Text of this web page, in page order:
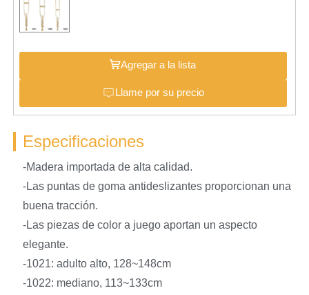
Agregar a la lista
Llame por su precio
Especificaciones
-Madera importada de alta calidad.
-Las puntas de goma antideslizantes proporcionan una
buena tracción.
-Las piezas de color a juego aportan un aspecto
elegante.
-1021: adulto alto, 128~148cm
-1022: mediano, 113~133cm